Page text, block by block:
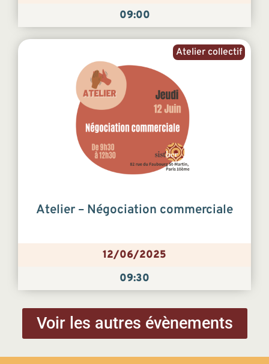
09:00
Atelier collectif
Atelier – Négociation commerciale
12/06/2025
09:30
Voir les autres évènements